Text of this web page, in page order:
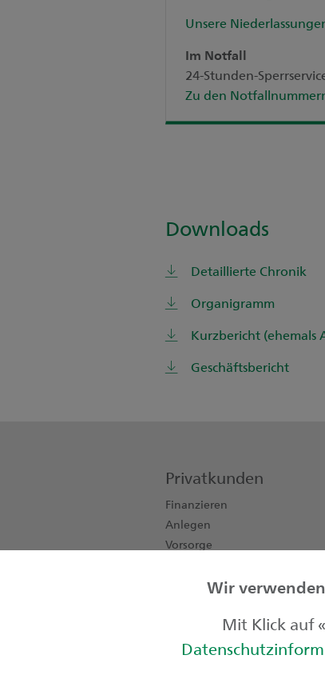
Unsere
Im Notfall
24-Stunden-
Zu den
Downloads
Detaillierte Chronik
Organigramm
Kurzbericht (ehemals
Geschäftsbericht
Privatkunden
Finanzieren
Anlegen
Vorsorge
Private Banking
Wir
Mit Klick auf